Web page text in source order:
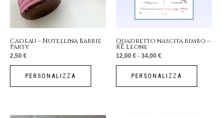
Cadeau – Nutellina Barbie
Party
2,50 €
PERSONALIZZA
Quadretto nascita bimbo –
Re Leone
12,00 € - 34,00 €
PERSONALIZZA
del